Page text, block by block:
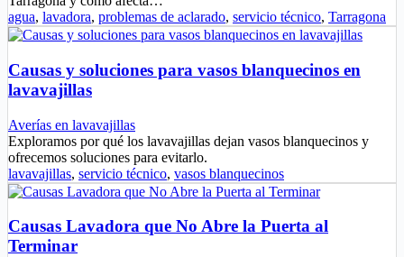
agua, lavadora, problemas de aclarado, servicio técnico, Tarragona
Causas y soluciones para vasos blanquecinos en
lavavajillas
Averías en lavavajillas
Exploramos por qué los lavavajillas dejan vasos blanquecinos y
ofrecemos soluciones para evitarlo.
lavavajillas, servicio técnico, vasos blanquecinos
Causas Lavadora que No Abre la Puerta al
Terminar